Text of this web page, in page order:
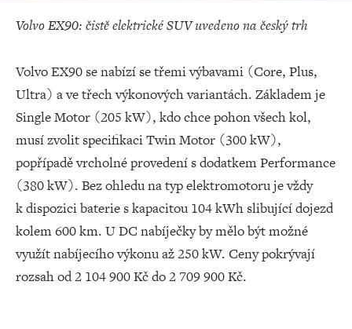
Volvo EX90: čistě elektrické SUV uvedeno na český trh
Volvo EX90 se nabízí se třemi výbavami (Core, Plus,
Ultra) a ve třech výkonových variantách. Základem je
Single Motor (205 kW), kdo chce pohon všech kol,
musí zvolit specifikaci Twin Motor (300 kW),
popřípadě vrcholné provedení s dodatkem Performance
(380 kW). Bez ohledu na typ elektromotoru je vždy
k dispozici baterie s kapacitou 104 kWh slibující dojezd
kolem 600 km. U DC nabíječky by mělo být možné
využít nabíjecího výkonu až 250 kW. Ceny pokrývají
rozsah od 2 104 900 Kč do 2 709 900 Kč.